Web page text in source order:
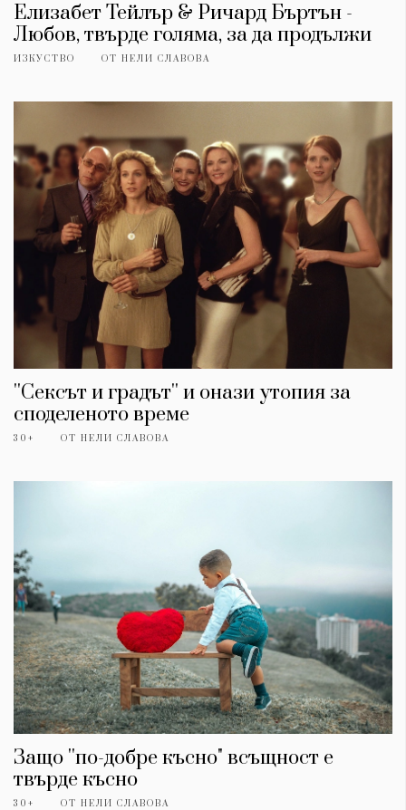
Елизабет Тейлър & Ричард Бъртън -
Любов, твърде голяма, за да продължи
ИЗКУСТВО ОТ НЕЛИ СЛАВОВА
''Сексът и градът'' и онази утопия за
споделеното време
30+ ОТ НЕЛИ СЛАВОВА
Защо ''по-добре късно" всъщност е
твърде късно
30+ ОТ НЕЛИ СЛАВОВА